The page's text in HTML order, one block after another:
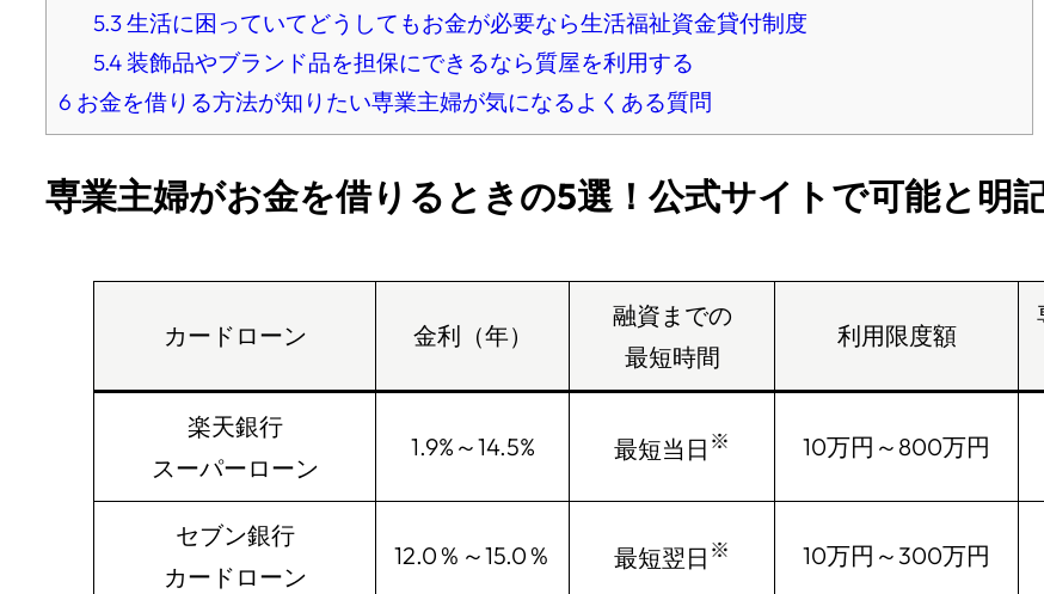
5.3生活に困っていてどうしてもお金が必要なら生活福祉資金貸付制度
5.4装飾品やブランド品を担保にできるなら質屋を利用する
6 お金を借りる方法が知りたい専業主婦が気になるよくある質問
専業主婦がお金を借りるときの5選！公式サイトで可能と明
カードローン 金利（年）
融資までの
最短時間
利用限度額
楽天銀行
スーパーローン
1.9%～14.5% 最短当日 ※ 10万円～800万円
セブン銀行
カードローン
12.0％～15.0％ 最短翌日 ※ 10万円～300万円